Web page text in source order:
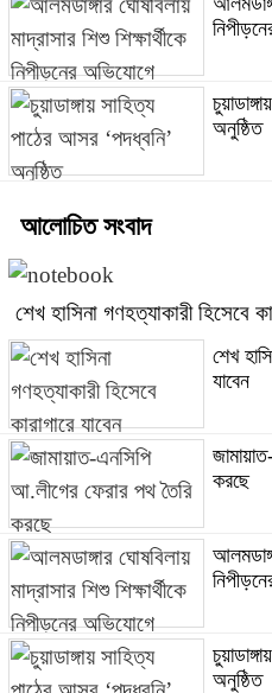
অনুষ্ঠিত
আলোচিত সংবাদ
শেখ হাসিনা গণহত্যাকারী হিসেবে
শেখ
যাবেন
করছে
অনুষ্ঠিত